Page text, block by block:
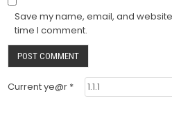
Save my name, email, and
time I comment.
Current ye@r *